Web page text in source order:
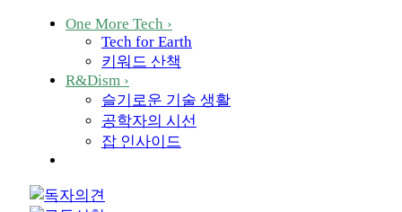
One More Tech ›
Tech for Earth
키워드 산책
R&Dism ›
슬기로운 기술 생활
공학자의 시선
잡 인사이드